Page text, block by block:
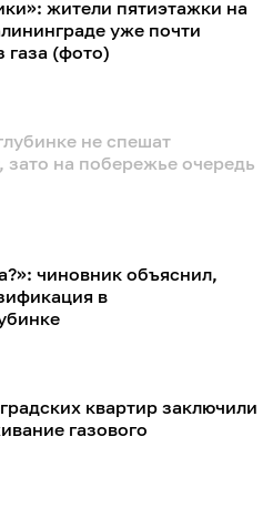
жители пятиэтажки на
уже почти
газа (фото)
не спешат
зато на побережье очередь
чиновник объяснил,
в
квартир заключили
газового